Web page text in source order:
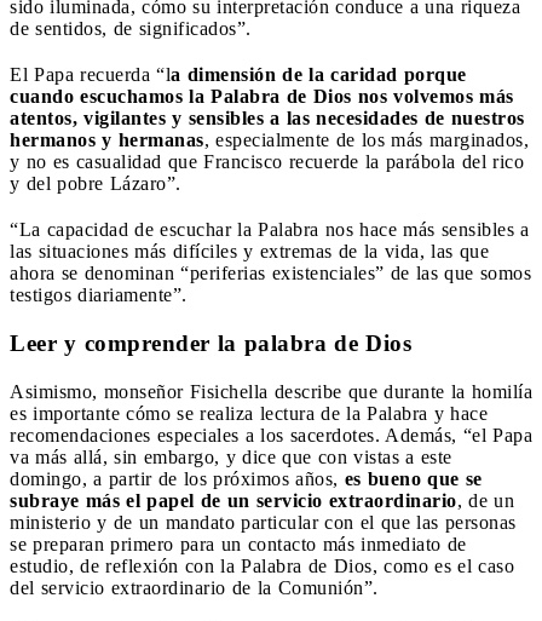
sido iluminada, cómo su interpretación conduce a una riqueza
de sentidos, de significados”.
El Papa recuerda “la dimensión de la caridad porque
cuando escuchamos la Palabra de Dios nos volvemos más
atentos, vigilantes y sensibles a las necesidades de nuestros
hermanos y hermanas, especialmente de los más marginados,
y no es casualidad que Francisco recuerde la parábola del rico
y del pobre Lázaro”.
“La capacidad de escuchar la Palabra nos hace más sensibles a
las situaciones más difíciles y extremas de la vida, las que
ahora se denominan “periferias existenciales” de las que somos
testigos diariamente”.
Leer y comprender la palabra de Dios
Asimismo, monseñor Fisichella describe que durante la homilía
es importante cómo se realiza lectura de la Palabra y hace
recomendaciones especiales a los sacerdotes. Además, “el Papa
va más allá, sin embargo, y dice que con vistas a este
domingo, a partir de los próximos años, es bueno que se
subraye más el papel de un servicio extraordinario, de un
ministerio y de un mandato particular con el que las personas
se preparan primero para un contacto más inmediato de
estudio, de reflexión con la Palabra de Dios, como es el caso
del servicio extraordinario de la Comunión”.